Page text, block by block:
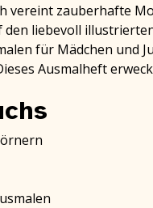
vereint zauberhafte
liebevoll
für Mädchen und
Ausmalheft